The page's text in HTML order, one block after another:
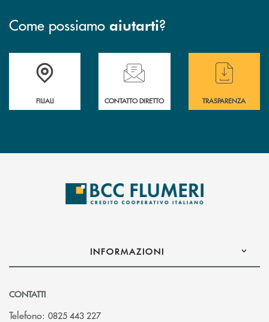
Come possiamo aiutarti?
Trova la filiale più vicina a te
FILIALI
Hai bisogno di assistenza immediata ?
CONTATTO DIRETTO
Hai bisogno di
TRASPARENZA
INFORMAZIONI
CONTATTI
Telefono: 0825 443 227